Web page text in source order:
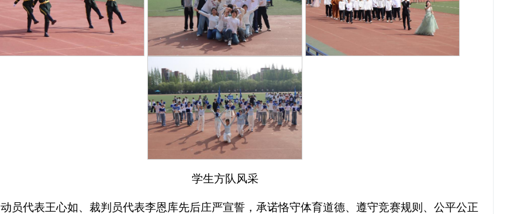
学生方队风采
员代表王心如、裁判员代表李恩库先后庄严宣誓，承诺恪守体育道德、遵守竞赛规则、公平公正